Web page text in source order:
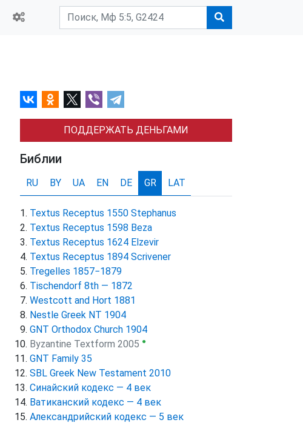
ПОДДЕРЖАТЬ ДЕНЬГАМИ
Библии
RU BY UA EN DE GR LAT
Textus Receptus 1550 Stephanus
Textus Receptus 1598 Beza
Textus Receptus 1624 Elzevir
Textus Receptus 1894 Scrivener
Tregelles 1857−1879
Tischendorf 8th — 1872
Westcott and Hort 1881
Nestle Greek NT 1904
GNT Orthodox Church 1904
Byzantine Textform 2005 ●
GNT Family 35
SBL Greek New Testament 2010
Синайский кодекс — 4 век
Ватиканский кодекс — 4 век
Александрийский кодекс — 5 век